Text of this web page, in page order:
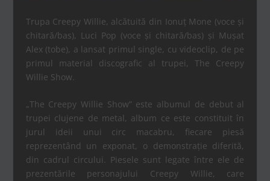
Trupa Creepy Willie, alcătuită din Ionuț Mone (voce și
chitară/bas), Luci Pop (voce și chitară/bas) și Mușat
Alex (tobe), a lansat primul single, cu videoclip, de pe
primul material discografic al trupei, The Creepy
Willie Show.
„The Creepy Willie Show” este albumul de debut al
trupei clujene de metal, album ce este constituit în
jurul ideii unui circ macabru, fiecare piesă
reprezentând un exponat, o demonstrație diferită,
din cadrul circului. Piesele sunt legate între ele de
prezentările personajului Creepy Willie, care